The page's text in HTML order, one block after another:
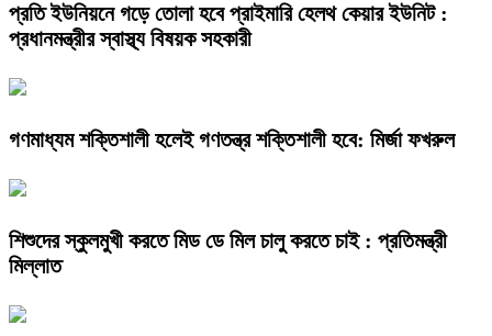
প্রতি ইউনিয়নে গড়ে তোলা হবে প্রাইমারি হেলথ কেয়ার ইউনিট :
প্রধানমন্ত্রীর স্বাস্থ্য বিষয়ক সহকারী
গণমাধ্যম শক্তিশালী হলেই গণতন্ত্র শক্তিশালী হবে: মির্জা ফখরুল
শিশুদের স্কুলমুখী করতে মিড ডে মিল চালু করতে চাই : প্রতিমন্ত্রী
মিল্লাত